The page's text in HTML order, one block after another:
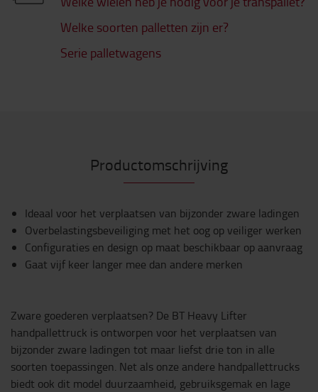
Welke soorten palletten zijn er?
Serie palletwagens
Productomschrijving
Ideaal voor het verplaatsen van bijzonder zware ladingen
Overbelastingsbeveiliging met het oog op veiliger werken
Configuraties en design op maat beschikbaar op aanvraag
Gaat vijf keer langer mee dan andere merken
Zware goederen verplaatsen? De BT Heavy Lifter
handpallettruck is ontworpen voor het verplaatsen van
bijzonder zware ladingen tot maar liefst drie ton in alle
soorten toepassingen. Net als onze andere handpallettrucks
biedt ook dit model duurzaamheid, gebruiksgemak en lage